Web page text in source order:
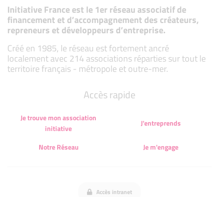
Initiative France est le 1er réseau associatif de
financement et d’accompagnement des créateurs,
repreneurs et développeurs d’entreprise.
Créé en 1985, le réseau est fortement ancré
localement avec 214 associations réparties sur tout le
territoire français - métropole et outre-mer.
Accès rapide
Je trouve mon association
initiative
J'entreprends
Notre Réseau Je m'engage
Accès intranet